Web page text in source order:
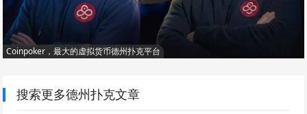
Coinpoker，最大的虚拟货币德州扑克平台
搜索更多德州扑克文章